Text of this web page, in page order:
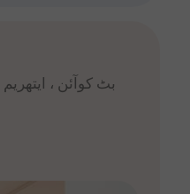
بٹ کوآئن ،